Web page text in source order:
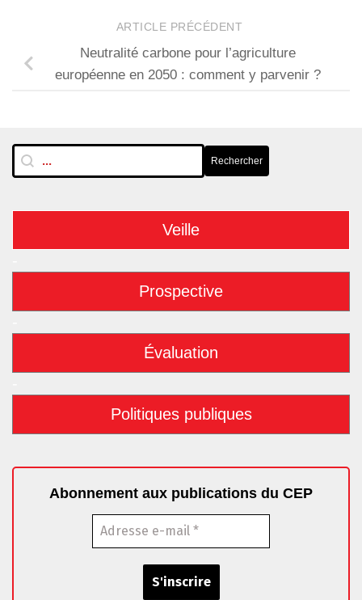
ARTICLE PRÉCÉDENT
Neutralité carbone pour l’agriculture
européenne en 2050 : comment y parvenir ?
RechTextuelle-BarreLat
Rechercher Rechercher
Veille
Prospective
Évaluation
Politiques publiques
Abonnement aux publications du CEP